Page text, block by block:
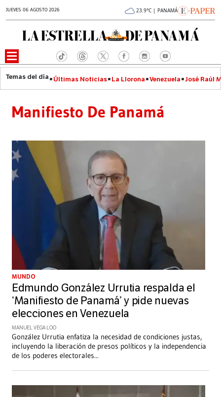
JUEVES 06 AGOSTO 2026 23.9°C | PANAMÁ
Últimas Noticias La Llorona Venezuela José Raúl
Manifiesto De Panamá
MUNDO
Edmundo González Urrutia respalda el
‘Manifiesto de Panamá’ y pide nuevas
elecciones en Venezuela
MANUEL VEGA LOO
González Urrutia enfatiza la necesidad de condiciones justas,
incluyendo la liberación de presos políticos y la independencia
de los poderes electorales...